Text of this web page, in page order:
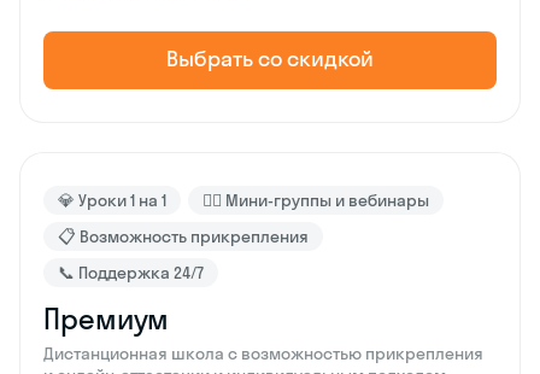
Выбрать со скидкой
💎 Уроки 1 на 1
🙋‍♂️ Мини-группы и вебинары
📋 Возможность прикрепления
📞 Поддержка 24/7
Премиум
Дистанционная школа с возможностью прикрепления